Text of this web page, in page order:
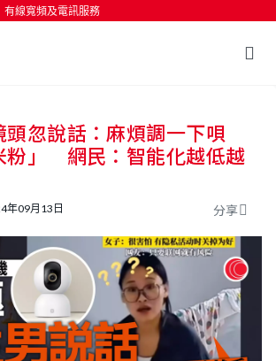
有線寬頻及電訊服務
按輸入鍵開始搜尋
頭忽說話：麻煩調一下唄
粉」 網民：智能化越低越
年09月13日 分享